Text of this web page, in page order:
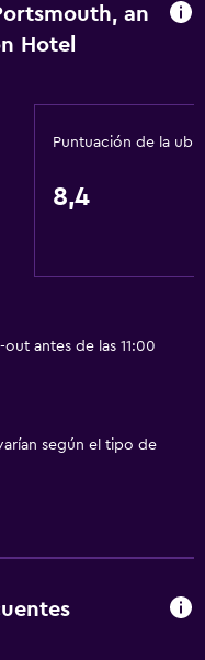
aplicar cargos
an
Hotel
Puntuación de la
8,4
antes de las 11:00
según el tipo de